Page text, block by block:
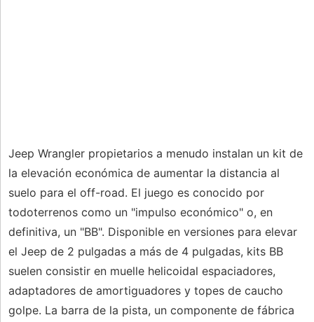
Jeep Wrangler propietarios a menudo instalan un kit de
la elevación económica de aumentar la distancia al
suelo para el off-road. El juego es conocido por
todoterrenos como un "impulso económico" o, en
definitiva, un "BB". Disponible en versiones para elevar
el Jeep de 2 pulgadas a más de 4 pulgadas, kits BB
suelen consistir en muelle helicoidal espaciadores,
adaptadores de amortiguadores y topes de caucho
golpe. La barra de la pista, un componente de fábrica